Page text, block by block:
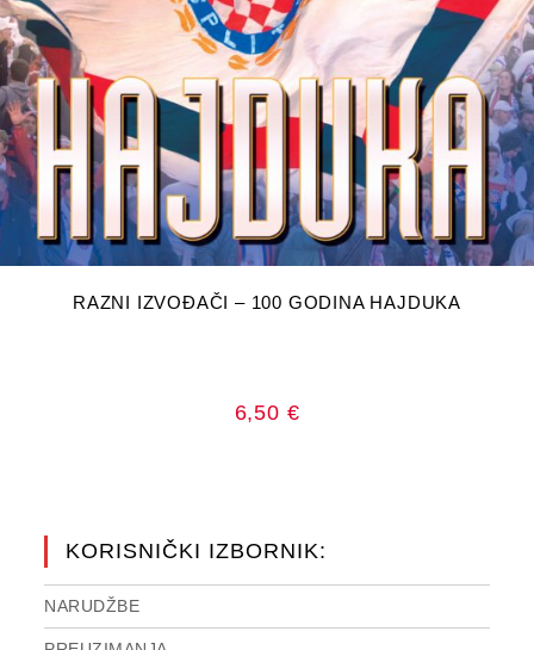
DODAJ U KOŠARICU
RAZNI IZVOĐAČI – 100 GODINA HAJDUKA
6,50 €
KORISNIČKI IZBORNIK:
NARUDŽBE